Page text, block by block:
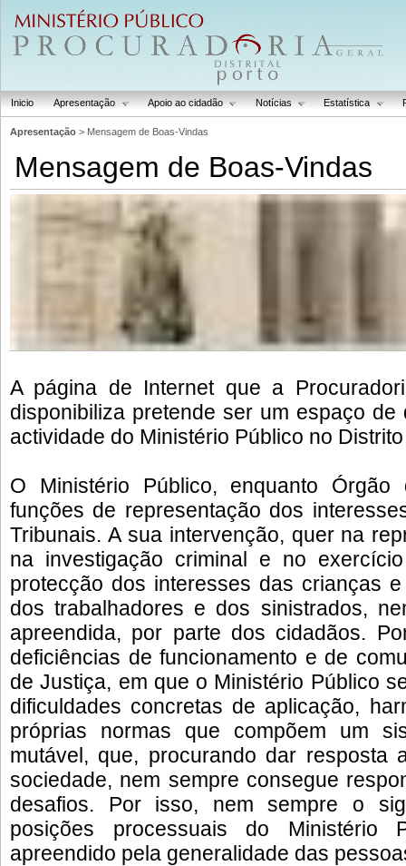
Inicio Apresentação Apoio ao cidadão Notícias Estatística
Apresentação > Mensagem de Boas-Vindas
Mensagem de Boas-Vindas
A página de Internet que a
disponibiliza pretende ser um espaço
actividade do Ministério Público no
O Ministério Público, enquanto
funções de representação dos
Tribunais. A sua intervenção, quer na
na investigação criminal e no
protecção dos interesses das crianças
dos trabalhadores e dos sinistrados,
apreendida, por parte dos cidadãos.
deficiências de funcionamento e de
de Justiça, em que o Ministério Público
dificuldades concretas de aplicação,
próprias normas que compõem um
mutável, que, procurando dar resposta
sociedade, nem sempre consegue
desafios. Por isso, nem sempre o
posições processuais do Ministério
apreendido pela generalidade das